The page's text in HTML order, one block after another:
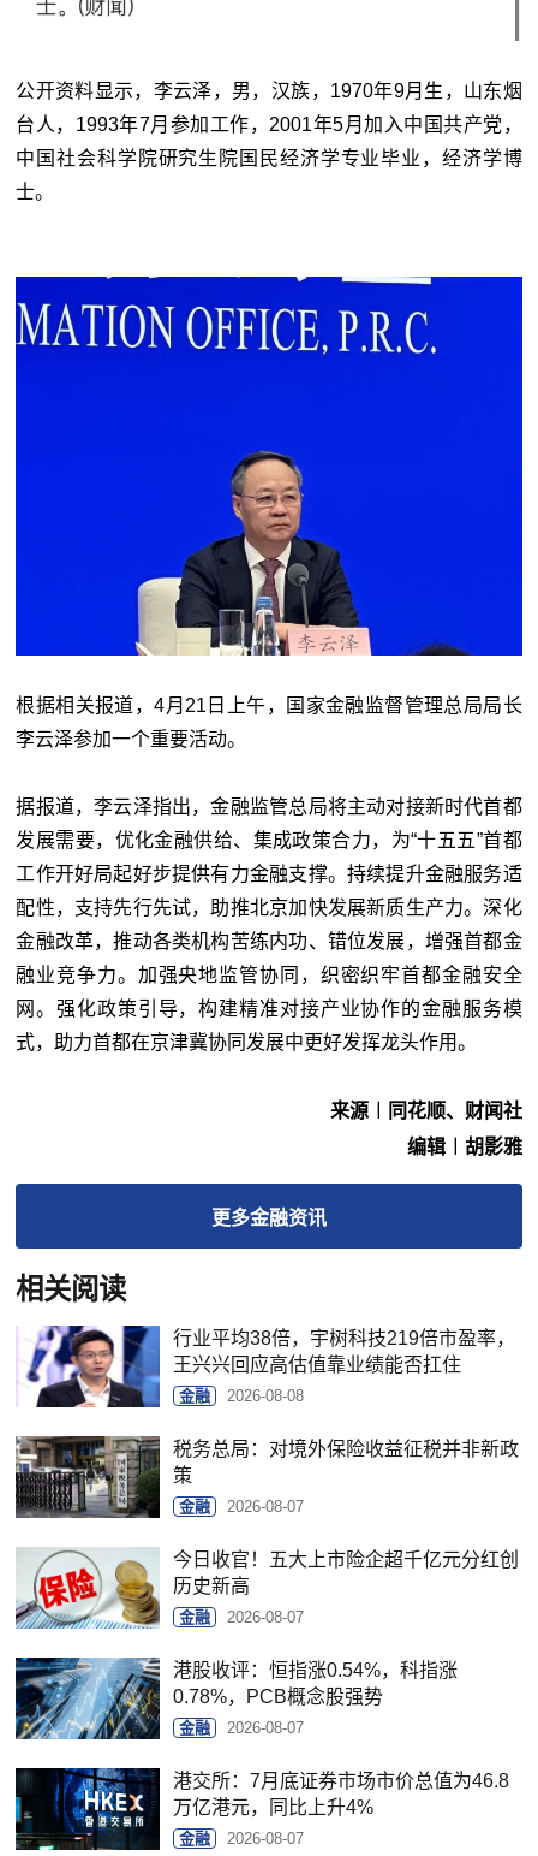
公开资料显示，李云泽，男，汉族，1970年9月生，山东烟
台人，1993年7月参加工作，2001年5月加入中国共产党，
中国社会科学院研究生院国民经济学专业毕业，经济学博
士。
根据相关报道，4月21日上午，国家金融监督管理总局局长
李云泽参加一个重要活动。
据报道，李云泽指出，金融监管总局将主动对接新时代首都
发展需要，优化金融供给、集成政策合力，为“十五五”首都
工作开好局起好步提供有力金融支撑。持续提升金融服务适
配性，支持先行先试，助推北京加快发展新质生产力。深化
金融改革，推动各类机构苦练内功、错位发展，增强首都金
融业竞争力。加强央地监管协同，织密织牢首都金融安全
网。强化政策引导，构建精准对接产业协作的金融服务模
式，助力首都在京津冀协同发展中更好发挥龙头作用。
来源︱同花顺、财闻社
编辑︱胡影雅
更多金融资讯
相关阅读
行业平均38倍，宇树科技219倍市盈率，
王兴兴回应高估值靠业绩能否扛住
金融 2026-08-08
税务总局：对境外保险收益征税并非新政
策
金融 2026-08-07
今日收官！五大上市险企超千亿元分红创
历史新高
金融 2026-08-07
港股收评：恒指涨0.54%，科指涨
0.78%，PCB概念股强势
金融 2026-08-07
港交所：7月底证券市场市价总值为46.8
万亿港元，同比上升4%
金融 2026-08-07